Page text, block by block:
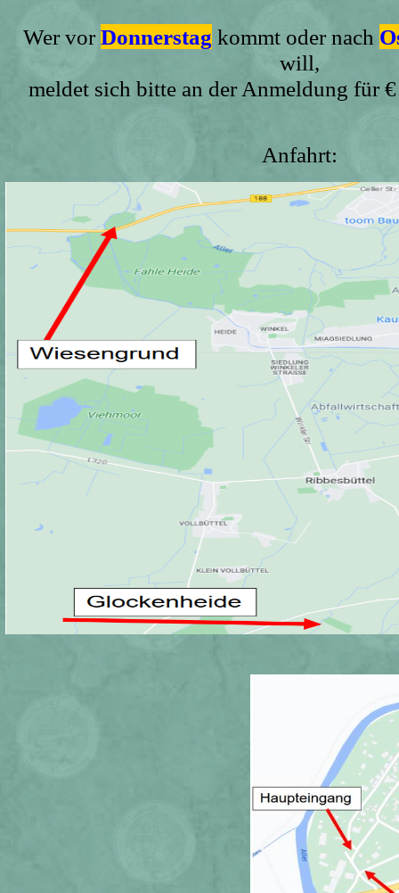
Wer vorDonnerstag kommt oder nach
will,
meldet sich bitte an der Anmeldung für
Anfahrt: